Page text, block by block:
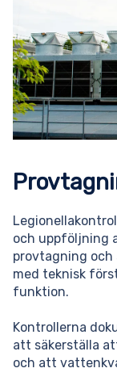
och uppföljning
provtagning och
med teknisk
funktion.
Kontrollerna
att säkerställa
och att